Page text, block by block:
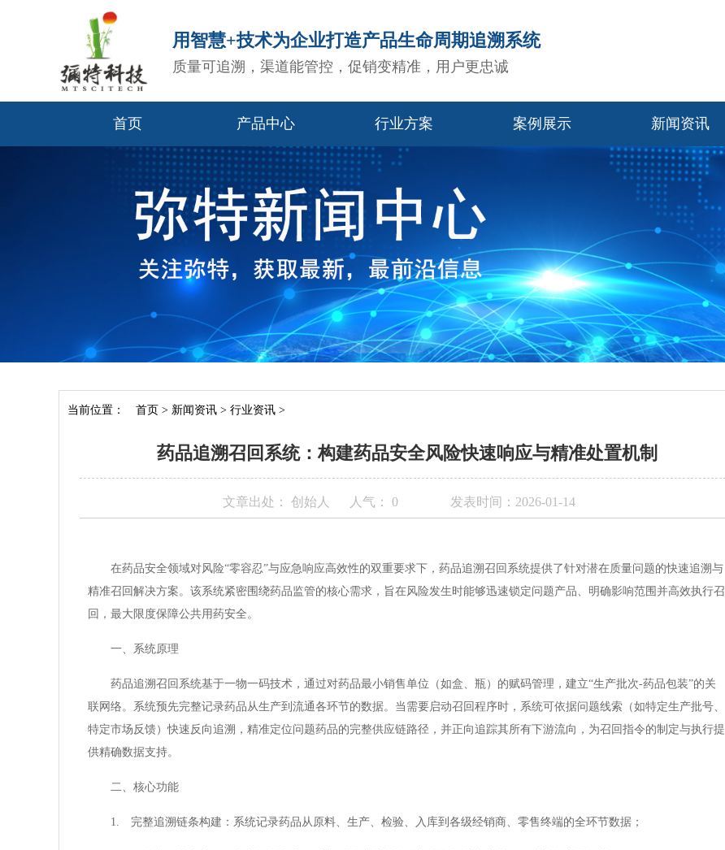
用智慧+技术为企业打造产品生命周期追溯系统
质量可追溯，渠道能管控，促销变精准，用户更忠诚
首页 产品中心 行业方案 案例展示 新闻资讯
当前位置： 首页 > 新闻资讯 > 行业资讯 >
药品追溯召回系统：构建药品安全风险快速响应与精准处置机制
文章出处： 创始人 人气： 0 发表时间：2026-01-14
在药品安全领域对风险“零容忍”与应急响应高效性的双重要求下，药品追溯召回系统提供了针对潜在质量问题的快速追溯与
精准召回解决方案。该系统紧密围绕药品监管的核心需求，旨在风险发生时能够迅速锁定问题产品、明确影响范围并高效执行召
回，最大限度保障公共用药安全。
一、系统原理
药品追溯召回系统基于一物一码技术，通过对药品最小销售单位（如盒、瓶）的赋码管理，建立“生产批次-药品包装”的关
联网络。系统预先完整记录药品从生产到流通各环节的数据。当需要启动召回程序时，系统可依据问题线索（如特定生产批号、
特定市场反馈）快速反向追溯，精准定位问题药品的完整供应链路径，并正向追踪其所有下游流向，为召回指令的制定与执行提
供精确数据支持。
二、核心功能
1. 完整追溯链条构建：系统记录药品从原料、生产、检验、入库到各级经销商、零售终端的全环节数据；